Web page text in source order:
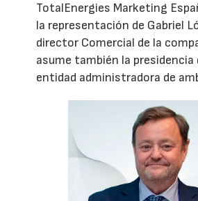
TotalEnergies Marketing
la representación de Gabriel
director Comercial de la
asume también la presidencia
entidad administradora de